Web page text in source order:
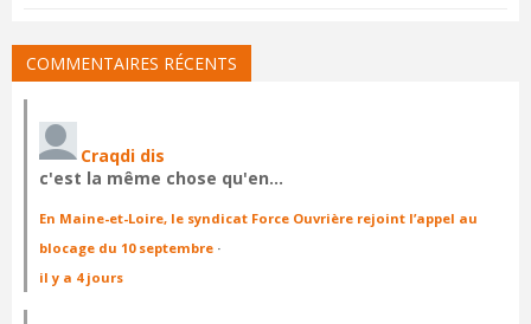
COMMENTAIRES RÉCENTS
Craqdi dis
c'est la même chose qu'en…
En Maine-et-Loire, le syndicat Force Ouvrière rejoint l’appel au
blocage du 10 septembre ·
il y a 4 jours